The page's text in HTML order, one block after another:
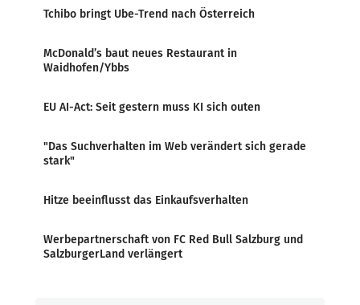
Tchibo bringt Ube-Trend nach Österreich
McDonald’s baut neues Restaurant in
Waidhofen/Ybbs
EU AI-Act: Seit gestern muss KI sich outen
"Das Suchverhalten im Web verändert sich gerade
stark"
Hitze beeinflusst das Einkaufsverhalten
Werbepartnerschaft von FC Red Bull Salzburg und
SalzburgerLand verlängert